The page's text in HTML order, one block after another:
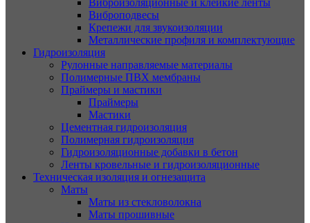
Виброизоляционные и клейкие ленты
Виброподвесы
Крепежи для звукоизоляции
Металлические профиля и комплектующие
Гидроизоляция
Рулонные направляемые материалы
Полимерные ПВХ мембраны
Праймеры и мастики
Праймеры
Мастики
Цементная гидроизоляция
Полимерная гидроизоляция
Гидроизоляционные добавки в бетон
Ленты кровельные и гидроизоляционные
Техническая изоляция и огнезащита
Маты
Маты из стекловолокна
Маты прошивные